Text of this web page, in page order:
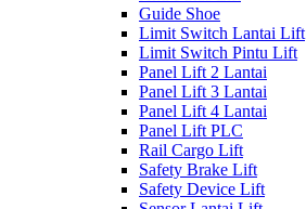
Guide Shoe
Limit Switch Lantai Lift
Limit Switch Pintu Lift
Panel Lift 2 Lantai
Panel Lift 3 Lantai
Panel Lift 4 Lantai
Panel Lift PLC
Rail Cargo Lift
Safety Brake Lift
Safety Device Lift